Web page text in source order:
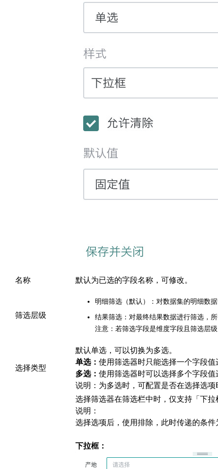
名称 默认为已选的字段名称，可修改。
筛选层级
明细筛选（默认）：对数据集的明细数
结果筛选：对最终结果数据进行筛选，
注意：若筛选字段是维度字段且筛选层
选择类型
默认单选，可以切换为多选。
单选： 使用筛选器时只能选择一个字段值
多选： 使用筛选器时可以选择多个字段值
说明：为多选时，可配置是否在选择选
选择筛选器在筛选栏中时，仅支持「下
说明：
选择选项后，使用排除，此时传递的条
下拉框：